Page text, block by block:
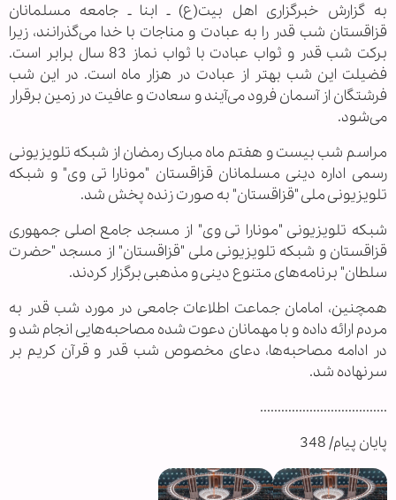
به گزارش خبرگزاری اهل بیت(ع) ـ ابنا ـ جامعه مسلمانان
قزاقستان شب قدر را به عبادت و مناجات با خدا می‌گذرانند، زیرا
برکت شب قدر و ثواب عبادت با ثواب نماز 83 سال برابر است.
فضیلت این شب بهتر از عبادت در هزار ماه است. در این شب
فرشتگان از آسمان فرود می‌آیند و سعادت و عافیت در زمین برقرار
می‌شود.
مراسم شب بیست و هفتم ماه مبارک رمضان از شبکه تلویزیونی
رسمی اداره دینی مسلمانان قزاقستان "مونارا تی وی" و شبکه
تلویزیونی ملی "قزاقستان" به صورت زنده پخش شد.
شبکه تلویزیونی "مونارا تی وی" از مسجد جامع اصلی جمهوری
قزاقستان و شبکه تلویزیونی ملی "قزاقستان" از مسجد "حضرت
سلطان" برنامه‌های متنوع دینی و مذهبی برگزار کردند.
همچنین، امامان جماعت اطلاعات جامعی در مورد شب قدر به
مردم ارائه داده و با مهمانان دعوت شده مصاحبه‌هایی انجام شد و
در ادامه مصاحبه‌‌ها، دعای مخصوص شب قدر و قرآن کریم بر
سرنهاده شد.
....................................
پایان پیام/ 348